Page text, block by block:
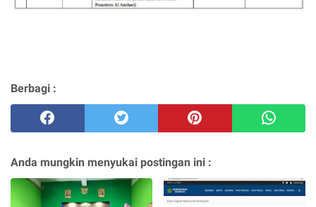
Berbagi :
Anda mungkin menyukai postingan ini :